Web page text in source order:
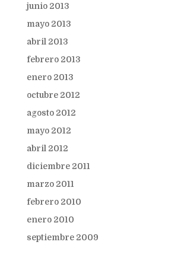
junio 2013
mayo 2013
abril 2013
febrero 2013
enero 2013
octubre 2012
agosto 2012
mayo 2012
abril 2012
diciembre 2011
marzo 2011
febrero 2010
enero 2010
septiembre 2009